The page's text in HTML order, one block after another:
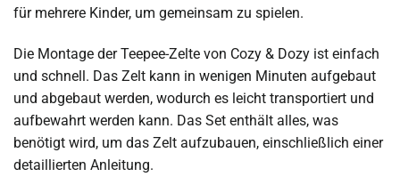
für mehrere Kinder, um gemeinsam zu spielen.
Die Montage der Teepee-Zelte von Cozy & Dozy ist einfach
und schnell. Das Zelt kann in wenigen Minuten aufgebaut
und abgebaut werden, wodurch es leicht transportiert und
aufbewahrt werden kann. Das Set enthält alles, was
benötigt wird, um das Zelt aufzubauen, einschließlich einer
detaillierten Anleitung.